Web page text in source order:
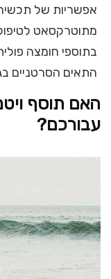
אפשריות של
מתוטרקסאט
בתוספי חומצה
התאים הסרטניים
האם תוסף
עבורכם?